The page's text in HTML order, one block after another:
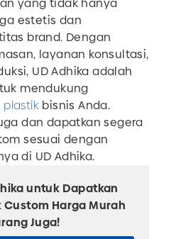
estetis dan
brand. Dengan
layanan konsultasi,
UD Adhika adalah
mendukung
plastik bisnis Anda.
dan dapatkan segera
sesuai dengan
di UD Adhika.
untuk Dapatkan
Custom Harga Murah
Juga!